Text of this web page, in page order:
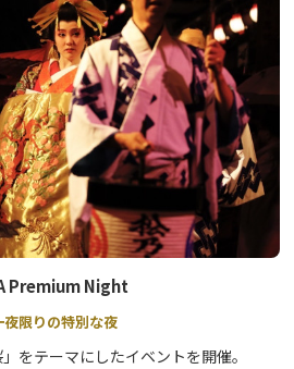
て、奥日光湯元温泉のお客様をお迎え
楽しくお得に遊びましょう♪
合加盟のお宿にご宿泊の方には、お得な
をご購入いただくと、下記体験プログ
のを1種お選びいただけます。（体験1
合加盟宿にお泊りのお客様は、キャッ
ト（1チケット2,000円分）を全額キ
つき1枚まで）
Premium Night
夜限りの特別な夜
をテーマにしたイベントを開催。